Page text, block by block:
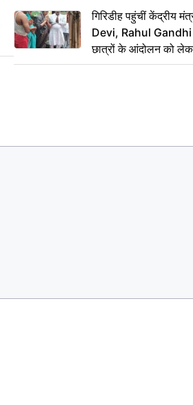
गिरिडीह पहुंचीं केंद्रीय
Devi, Rahul Gandhi
छात्रों के आंदोलन को